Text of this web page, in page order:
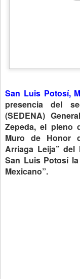
San Luis Potosí,
presencia del
(SEDENA)
Zepeda, el pleno
Muro de Honor
Arriaga Leija” del
San Luis Potosí
Mexicano”.